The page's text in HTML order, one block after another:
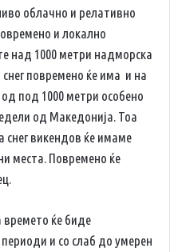
облачно и релативно
и локално
над 1000 метри надморска
повремено ќе има и на
под 1000 метри особено
од Македонија. Тоа
снег викендов ќе имаме
места. Повремено ќе
времето ќе биде
и со слаб до умерен